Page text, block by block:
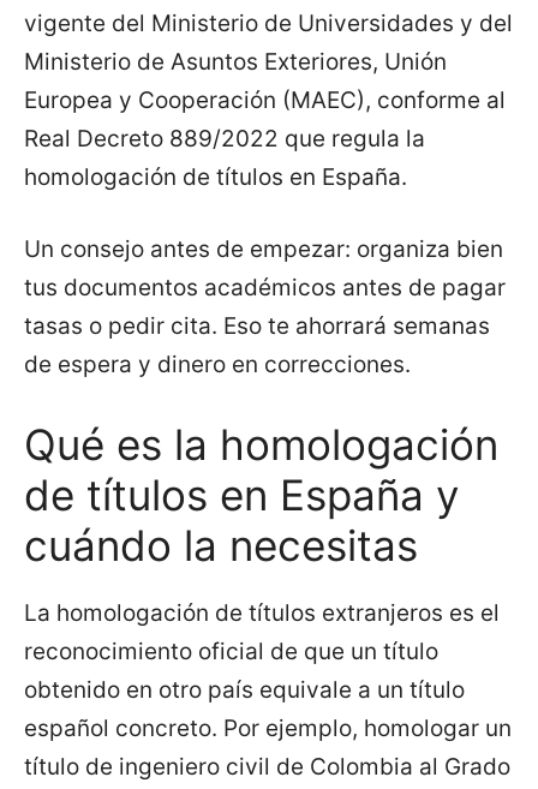
vigente del Ministerio de Universidades y del
Ministerio de Asuntos Exteriores, Unión
Europea y Cooperación (MAEC), conforme al
Real Decreto 889/2022 que regula la
homologación de títulos en España.
Un consejo antes de empezar: organiza bien
tus documentos académicos antes de pagar
tasas o pedir cita. Eso te ahorrará semanas
de espera y dinero en correcciones.
Qué es la homologación
de títulos en España y
cuándo la necesitas
La homologación de títulos extranjeros es el
reconocimiento oficial de que un título
obtenido en otro país equivale a un título
español concreto. Por ejemplo, homologar un
título de ingeniero civil de Colombia al Grado